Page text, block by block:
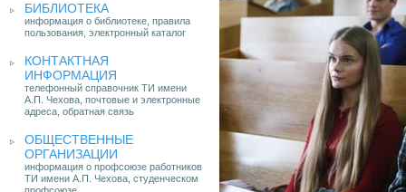
БИБЛИОТЕКА
информация о библиотеке, правила
пользования, электронный каталог
КОНТАКТНАЯ
ИНФОРМАЦИЯ
телефонный справочник ТИ имени
А.П. Чехова, почтовые и электронные
адреса, обратная связь
ОБЩЕСТВЕННЫЕ
ОРГАНИЗАЦИИ
информация о профсоюзе работников
ТИ имени А.П. Чехова, студенческом